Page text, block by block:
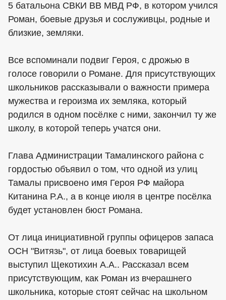
5 батальона СВКИ ВВ МВД РФ, в котором учился
Роман, боевые друзья и сослуживцы, родные и
близкие, земляки.
Все вспоминали подвиг Героя, с дрожью в
голосе говорили о Романе. Для присутствующих
школьников рассказывали о важности примера
мужества и героизма их земляка, который
родился в одном посёлке с ними, закончил ту же
школу, в которой теперь учатся они.
Глава Администрации Тамалинского района с
гордостью объявил о том, что одной из улиц
Тамалы присвоено имя Героя РФ майора
Китанина Р.А., а в конце июля в центре посёлка
будет установлен бюст Романа.
От лица инициативной группы офицеров запаса
ОСН "Витязь", от лица боевых товарищей
выступил Щекотихин А.А.. Рассказал всем
присутствующим, как Роман из вчерашнего
школьника, которые стоят сейчас на школьном